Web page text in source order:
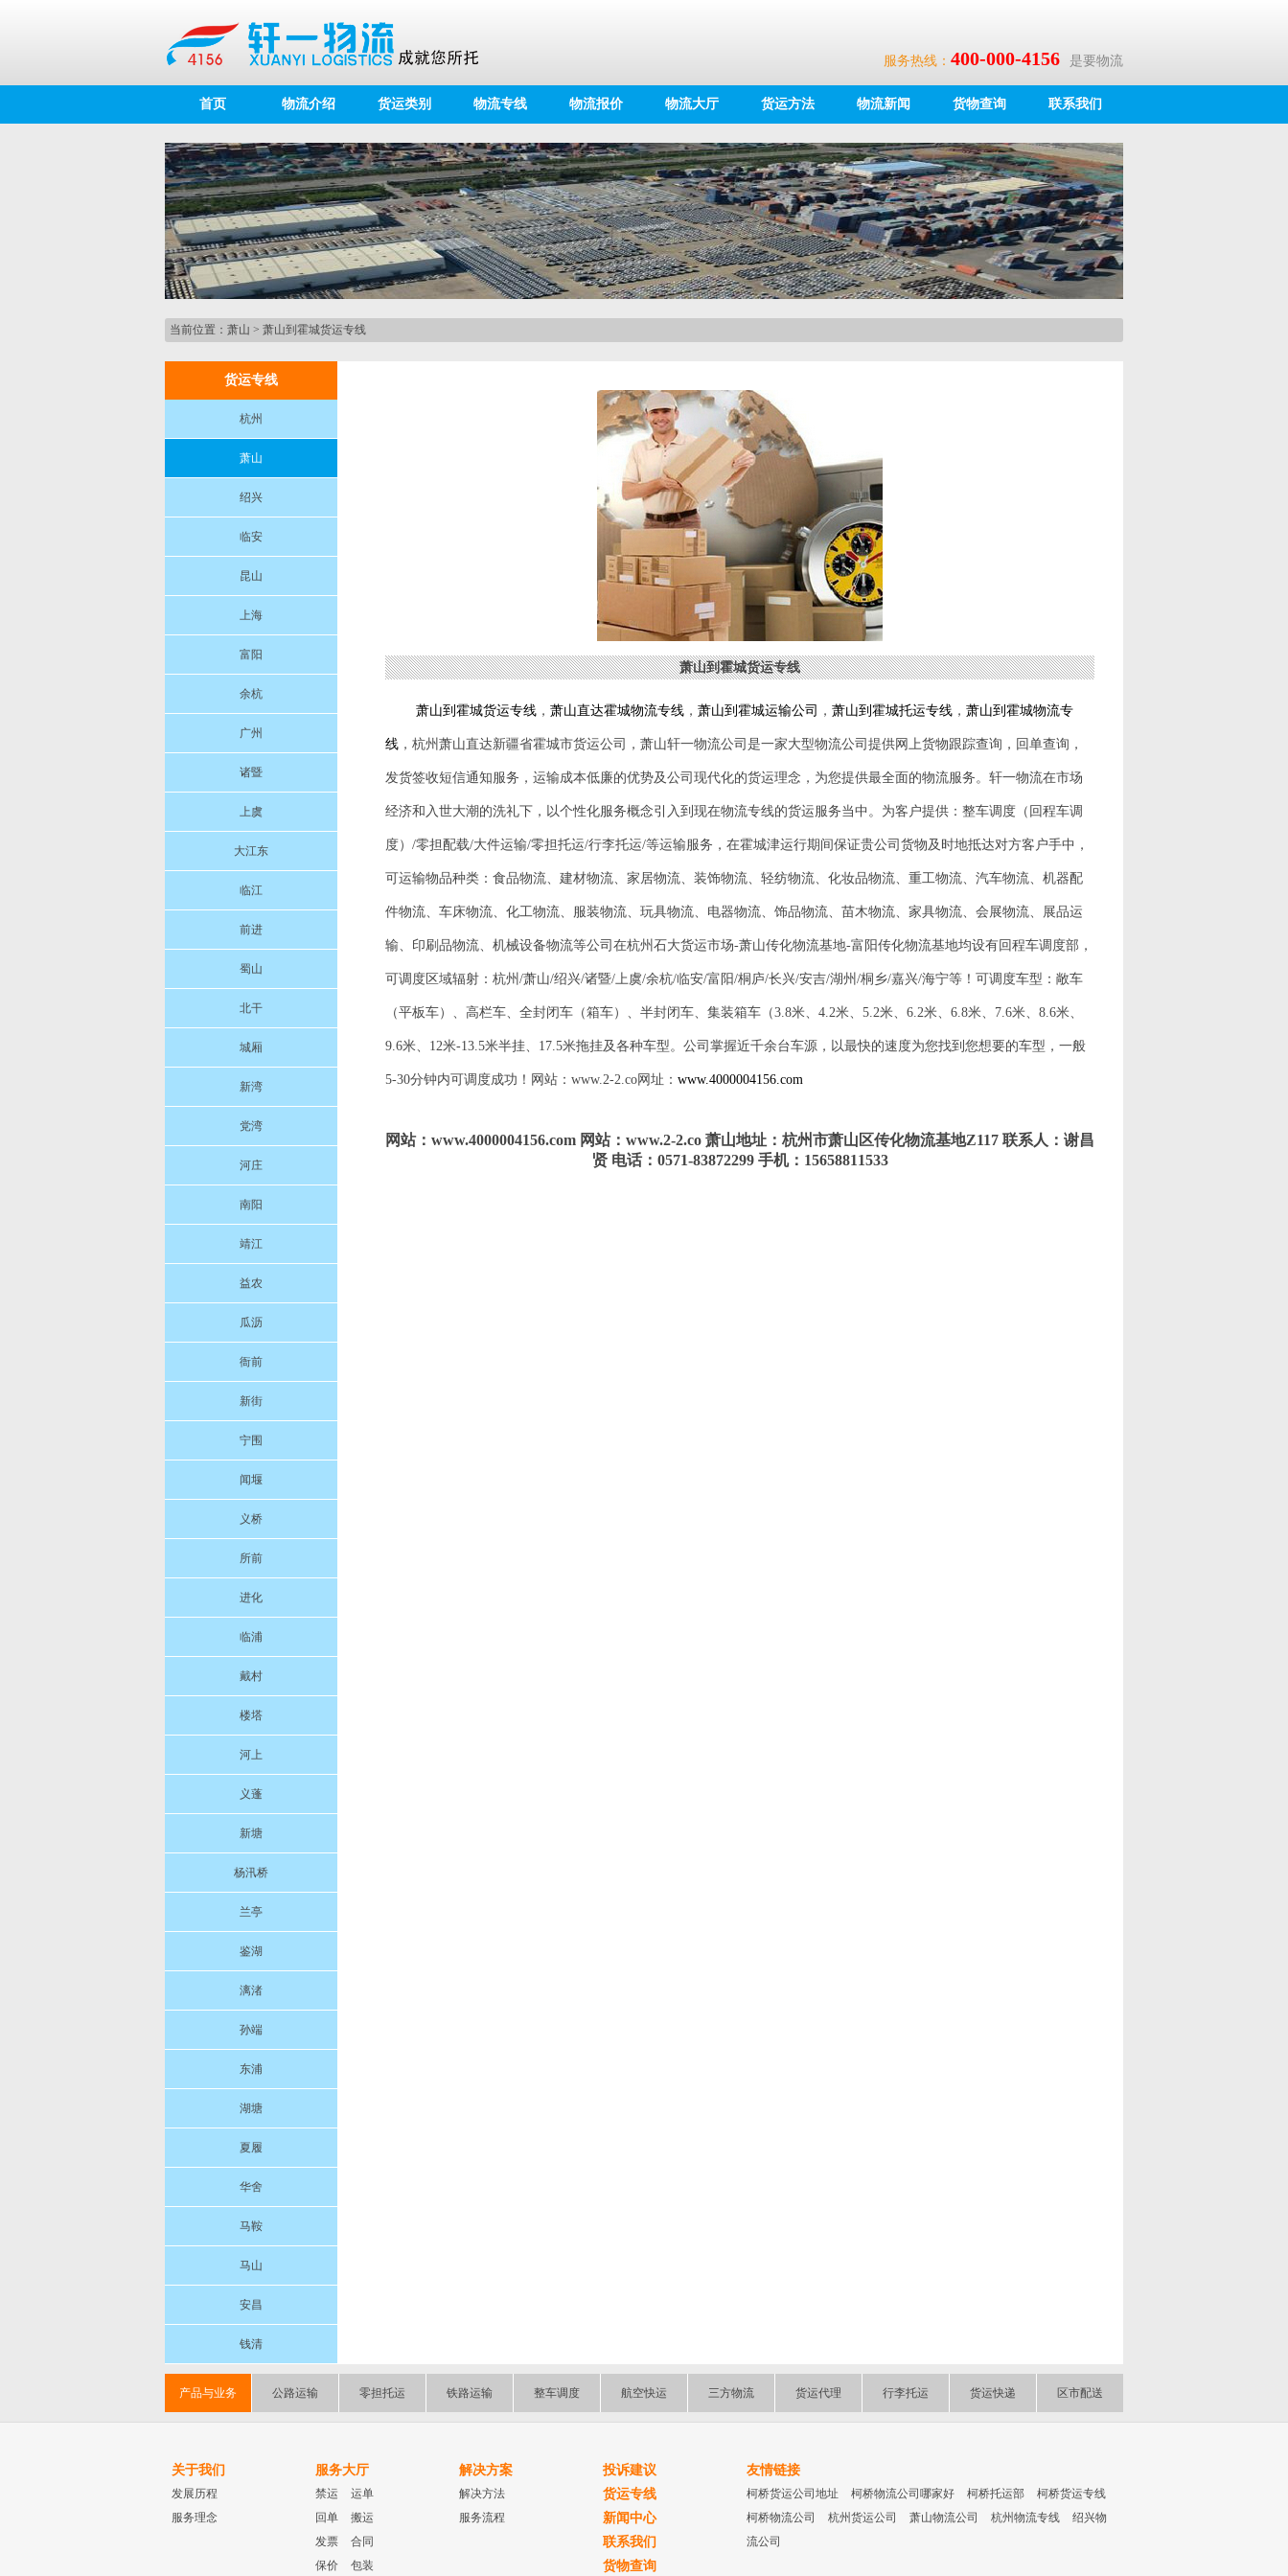
服务热线： 400-000-4156 是要物流
首页 物流介绍 货运类别 物流专线 物流报价 物流大厅 货运方法 物流新闻 货物查询 联系我们
当前位置： 萧山 > 萧山到霍城货运专线
货运专线
杭州
萧山
绍兴
临安
昆山
上海
富阳
余杭
广州
诸暨
上虞
大江东
临江
前进
蜀山
北干
城厢
新湾
党湾
河庄
南阳
靖江
益农
瓜沥
衙前
新街
宁围
闻堰
义桥
所前
进化
临浦
戴村
楼塔
河上
义蓬
新塘
杨汛桥
兰亭
鉴湖
漓渚
孙端
东浦
湖塘
夏履
华舍
马鞍
马山
安昌
钱清
萧山到霍城货运专线
萧山到 霍城货运专线 ， 萧山直达霍城物流专线 ， 萧山到 霍城运输公司 ， 萧山到 霍城托运专线 ， 萧山到 霍城物流专
线 ，杭州萧山直达新疆省霍城市货运公司，萧山轩一物流公司是一家大型物流公司提供网上货物跟踪查询，回单查询，
发货签收短信通知服务，运输成本低廉的优势及公司现代化的货运理念，为您提供最全面的物流服务。轩一物流在市场
经济和入世大潮的洗礼下，以个性化服务概念引入到现在物流专线的货运服务当中。为客户提供：整车调度（回程车调
度）/零担配载/大件运输/零担托运/行李托运/等运输服务，在霍城津运行期间保证贵公司货物及时地抵达对方客户手中，
可运输物品种类：食品物流、建材物流、家居物流、装饰物流、轻纺物流、化妆品物流、重工物流、汽车物流、机器配
件物流、车床物流、化工物流、服装物流、玩具物流、电器物流、饰品物流、苗木物流、家具物流、会展物流、展品运
输、印刷品物流、机械设备物流等公司在杭州石大货运市场-萧山传化物流基地-富阳传化物流基地均设有回程车调度部，
可调度区域辐射：杭州/萧山/绍兴/诸暨/上虞/余杭/临安/富阳/桐庐/长兴/安吉/湖州/桐乡/嘉兴/海宁等！可调度车型：敞车
（平板车）、高栏车、全封闭车（箱车）、半封闭车、集装箱车（3.8米、4.2米、5.2米、6.2米、6.8米、7.6米、8.6米、
9.6米、12米-13.5米半挂、17.5米拖挂及各种车型。公司掌握近千余台车源，以最快的速度为您找到您想要的车型，一般
5-30分钟内可调度成功！网站：www.2-2.co网址： www.4000004156.com
网站：www.4000004156.com 网站：www.2-2.co 萧山地址：杭州市萧山区传化物流基地Z117 联系人：谢昌
贤 电话：0571-83872299 手机：15658811533
产品与业务 公路运输 零担托运 铁路运输 整车调度 航空快运 三方物流 货运代理 行李托运 货运快递 区市配送
关于我们
发展历程
服务理念
服务大厅
禁运
运单
回单
搬运
发票
合同
保价
包装
解决方案
解决方法
服务流程
投诉建议
货运专线
新闻中心
联系我们
货物查询
友情链接
柯桥货运公司地址 柯桥物流公司哪家好 柯桥托运部
柯桥货运专线
柯桥物流公司
杭州货运公司 萧山物流公司 杭州物流专线
绍兴物
流公司